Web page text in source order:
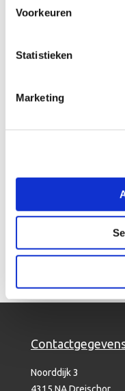
Voorkeuren
Statistieken
Marketing
Noorddijk 3